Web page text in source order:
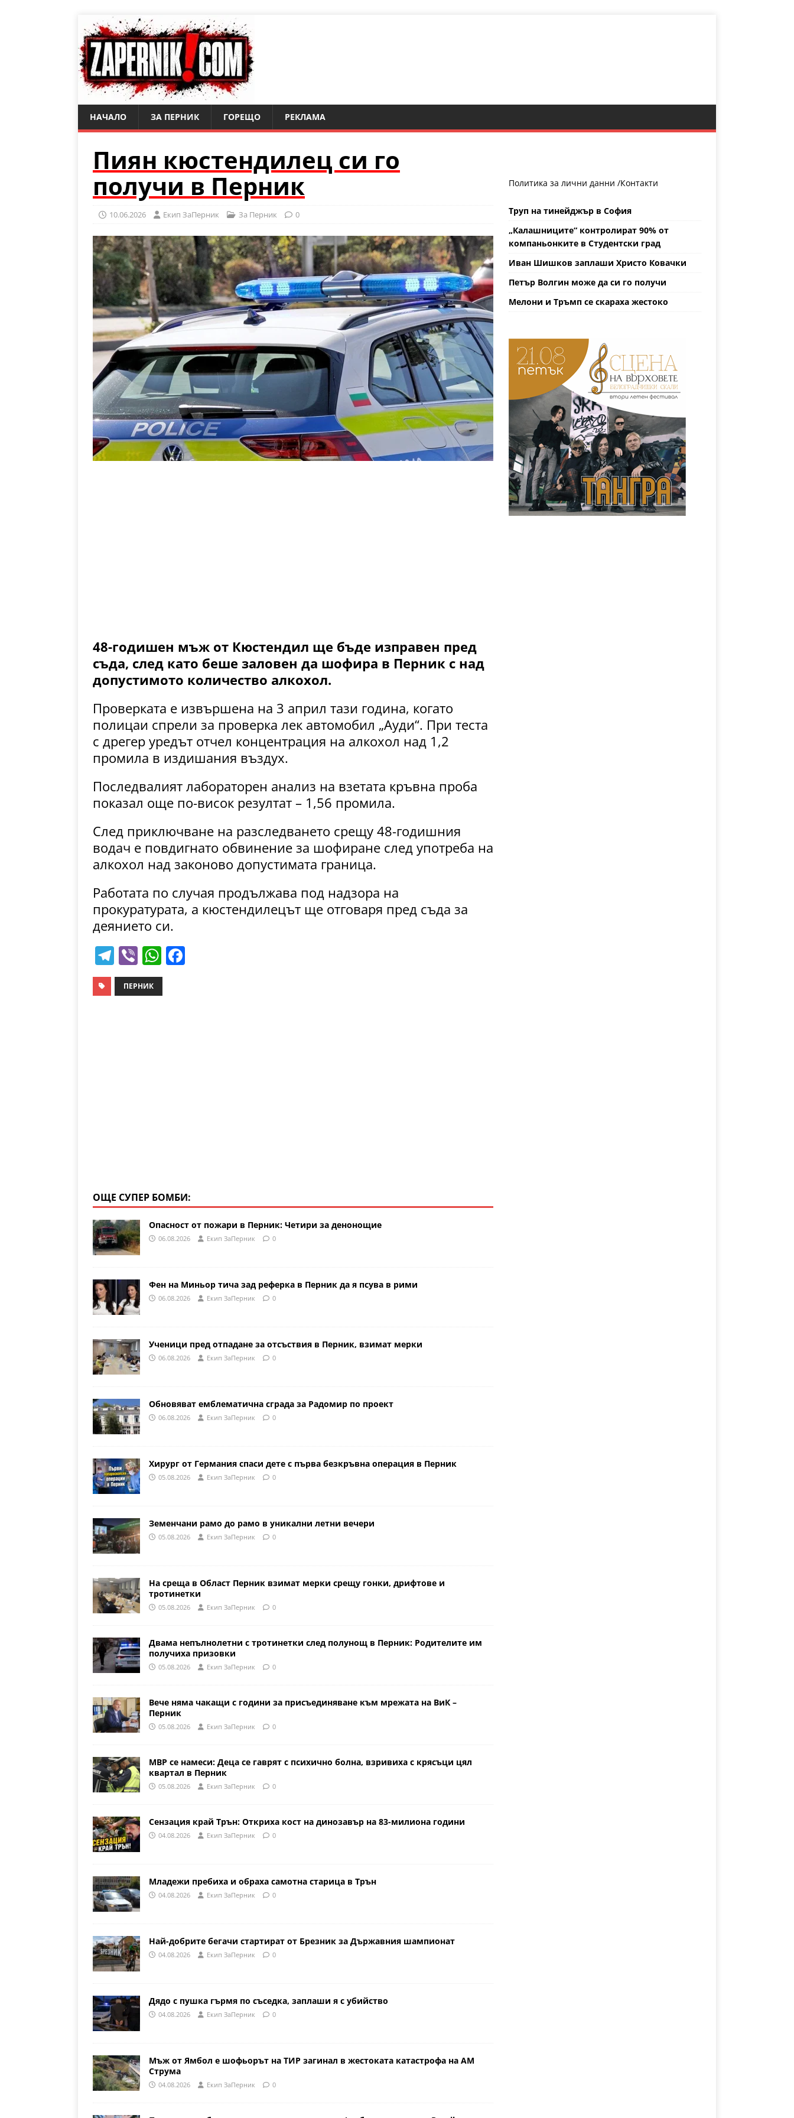
НАЧАЛО ЗА ПЕРНИК ГОРЕЩО РЕКЛАМА
Пиян кюстендилец си го
получи в Перник
10.06.2026 Eкип ЗаПерник За Перник 0
48-годишен мъж от Кюстендил ще бъде изправен пред
съда, след като беше заловен да шофира в Перник с над
допустимото количество алкохол.
Проверката е извършена на 3 април тази година, когато
полицаи спрели за проверка лек автомобил „Ауди“. При теста
с дрегер уредът отчел концентрация на алкохол над 1,2
промила в издишания въздух.
Последвалият лабораторен анализ на взетата кръвна проба
показал още по-висок резултат – 1,56 промила.
След приключване на разследването срещу 48-годишния
водач е повдигнато обвинение за шофиране след употреба на
алкохол над законово допустимата граница.
Работата по случая продължава под надзора на
прокуратурата, а кюстендилецът ще отговаря пред съда за
деянието си.
T
el
e
Vi
b
er
W
h
at
ПЕРНИК
ОЩЕ СУПЕР БОМБИ:
Опасност от пожари в Перник: Четири за денонощие
06.08.2026 Eкип ЗаПерник 0
Фен на Миньор тича зад реферка в Перник да я псува в рими
06.08.2026 Eкип ЗаПерник 0
Ученици пред отпадане за отсъствия в Перник, взимат мерки
06.08.2026 Eкип ЗаПерник 0
Обновяват емблематична сграда за Радомир по проект
06.08.2026 Eкип ЗаПерник 0
Хирург от Германия спаси дете с първа безкръвна операция в Перник
05.08.2026 Eкип ЗаПерник 0
Земенчани рамо до рамо в уникални летни вечери
05.08.2026 Eкип ЗаПерник 0
На среща в Област Перник взимат мерки срещу гонки, дрифтове и
тротинетки
05.08.2026 Eкип ЗаПерник 0
Двама непълнолетни с тротинетки след полунощ в Перник: Родителите им
получиха призовки
05.08.2026 Eкип ЗаПерник 0
Вече няма чакащи с години за присъединяване към мрежата на ВиК –
Перник
05.08.2026 Eкип ЗаПерник 0
МВР се намеси: Деца се гаврят с психично болна, взривиха с крясъци цял
квартал в Перник
05.08.2026 Eкип ЗаПерник 0
Сензация край Трън: Откриха кост на динозавър на 83-милиона години
04.08.2026 Eкип ЗаПерник 0
Младежи пребиха и обраха самотна старица в Трън
04.08.2026 Eкип ЗаПерник 0
Най-добрите бегачи стартират от Брезник за Държавния шампионат
04.08.2026 Eкип ЗаПерник 0
Дядо с пушка гърмя по съседка, заплаши я с убийство
04.08.2026 Eкип ЗаПерник 0
Мъж от Ямбол е шофьорът на ТИР загинал в жестоката катастрофа на АМ
Струма
04.08.2026 Eкип ЗаПерник 0
Политика за лични данни /Контакти
Труп на тинейджър в София
„Калашниците“ контролират 90% от
компаньонките в Студентски град
Иван Шишков заплаши Христо Ковачки
Петър Волгин може да си го получи
Мелони и Тръмп се скараха жестоко